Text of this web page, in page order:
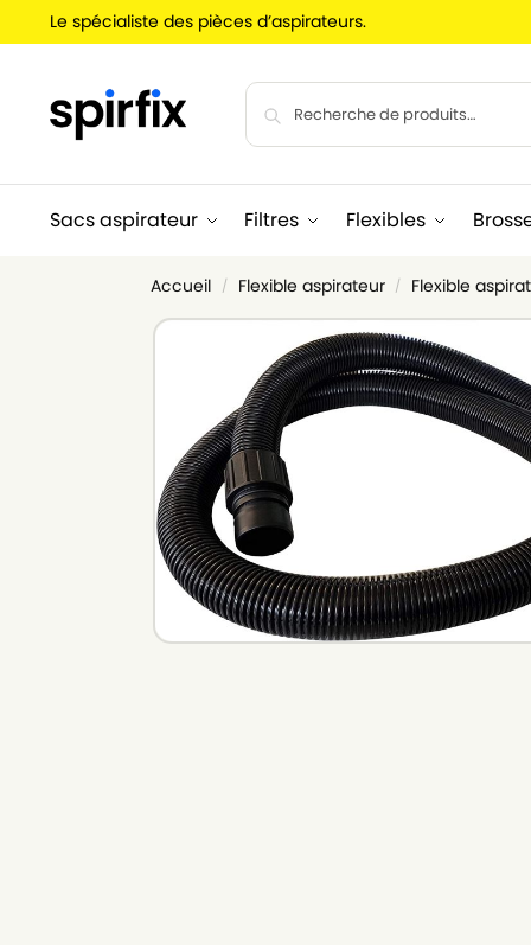
Le spécialiste des pièces d’aspirateurs.
Sacs aspirateur Filtres Flexibles
Accueil / Flexible aspirateur / Flexible